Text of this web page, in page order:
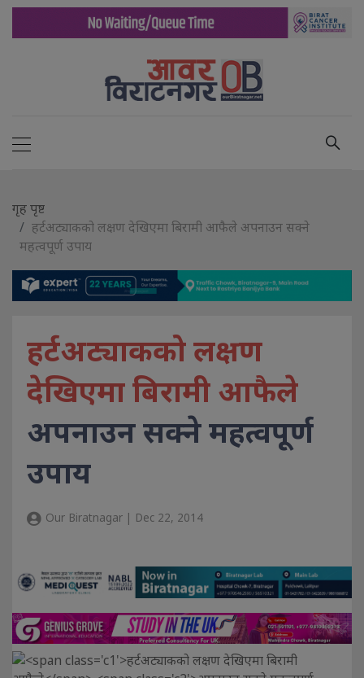
गृह पृष्ट
हर्टअट्याकको लक्षण देखिएमा बिरामी आफैले अपनाउन सक्ने
महत्वपूर्ण उपाय
हर्टअट्याकको लक्षण
देखिएमा बिरामी आफैले
अपनाउन सक्ने महत्वपूर्ण
उपाय
Our Biratnagar | Dec 22, 2014